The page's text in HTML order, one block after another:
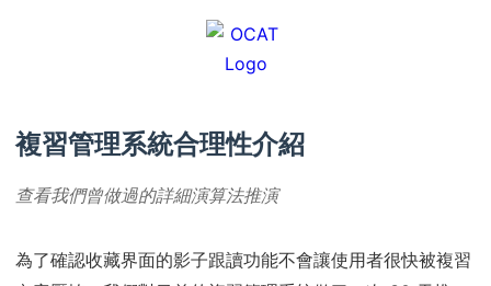
複習管理系統合理性介紹
查看我們曾做過的詳細演算法推演
為了確認收藏界面的影子跟讀功能不會讓使用者很快被複習